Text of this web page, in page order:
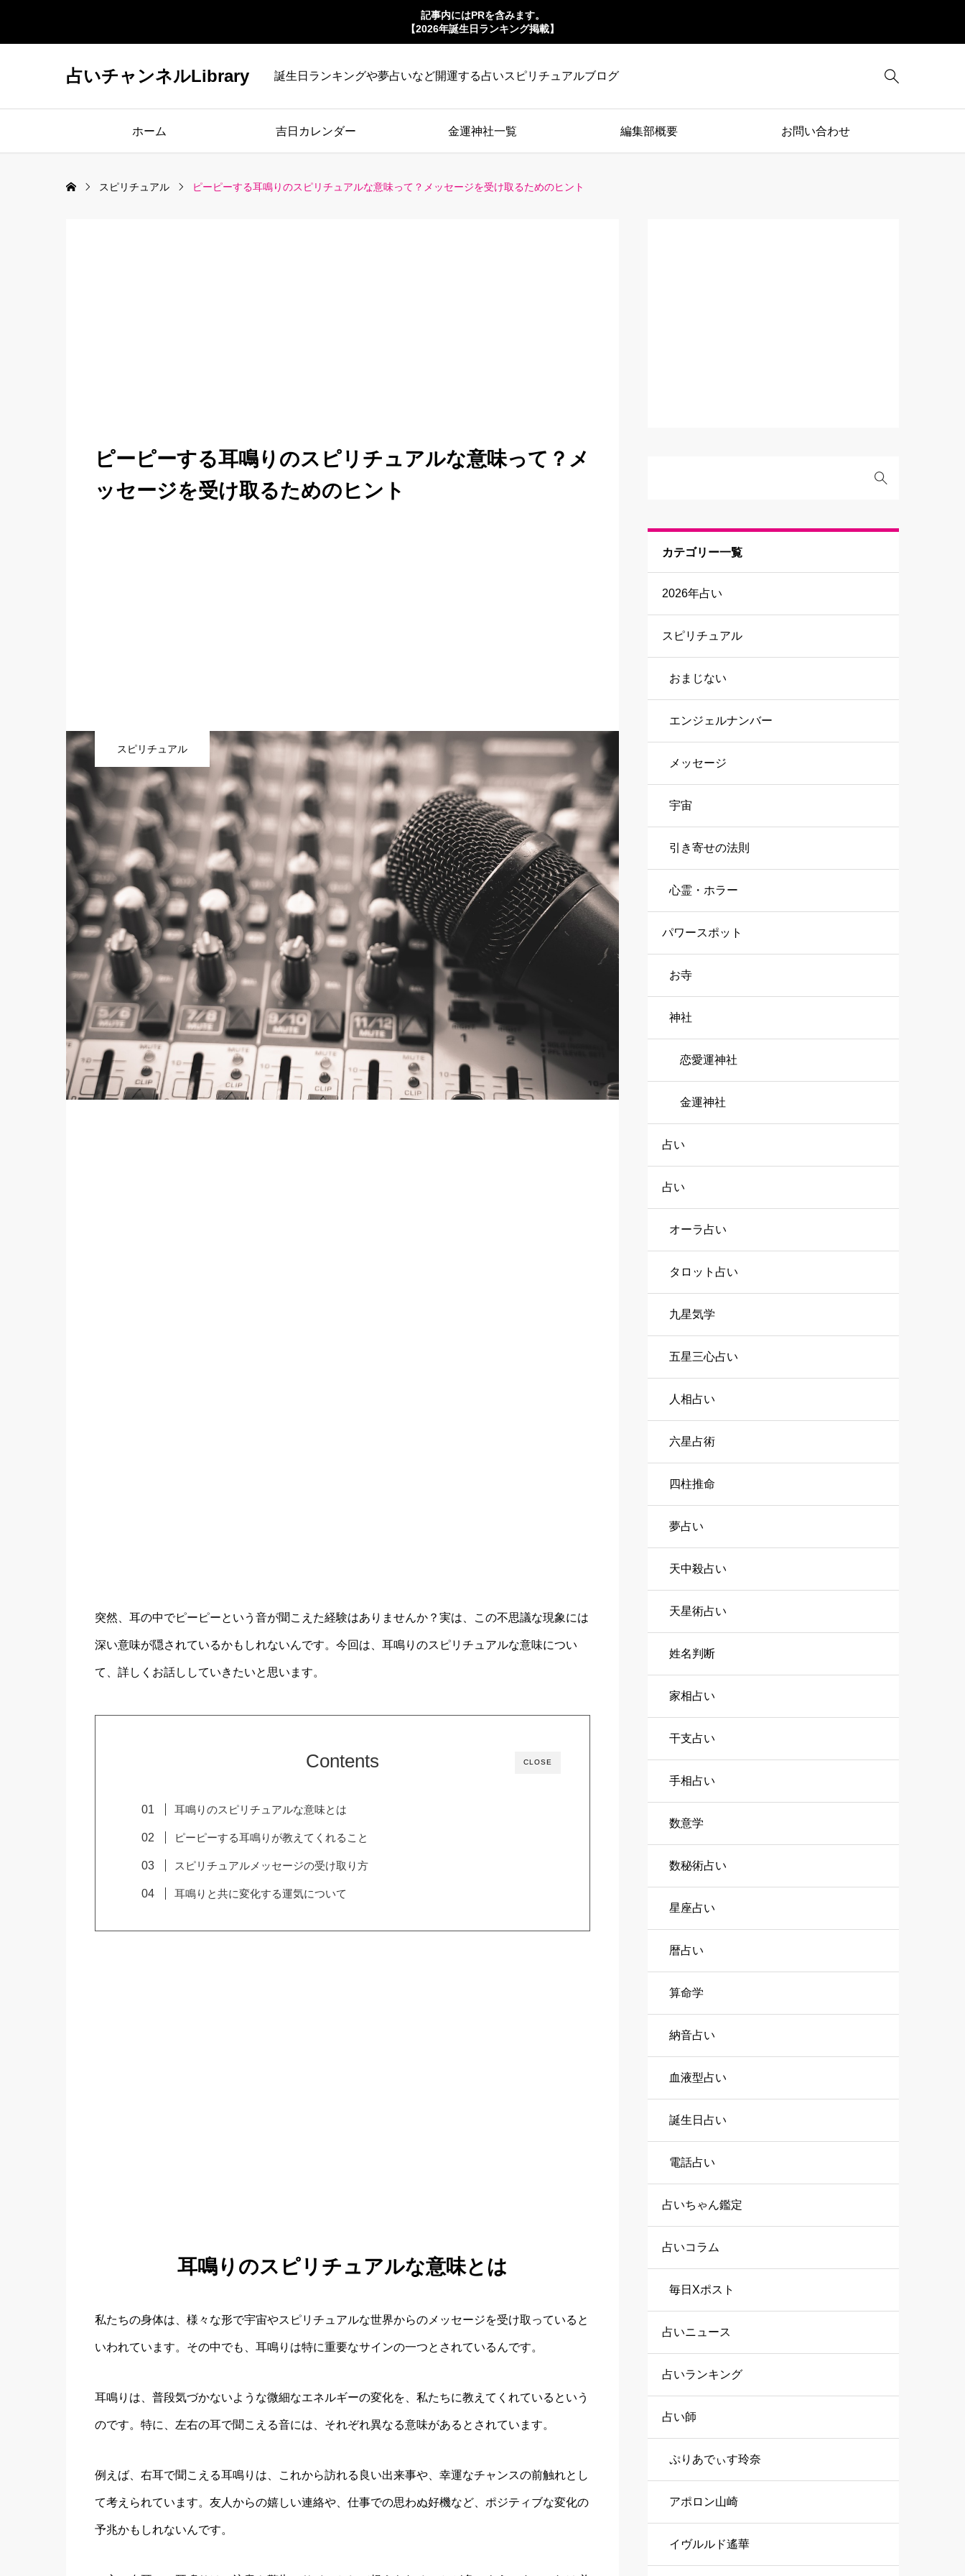
記事内にはPRを含みます。
【2026年誕生日ランキング掲載】
占いチャンネルLibrary 誕生日ランキングや夢占いなど開運する占いスピリチュアルブログ 
ホーム 吉日カレンダー 金運神社一覧 編集部概要 お問い合わせ
スピリチュアル ピーピーする耳鳴りのスピリチュアルな意味って？メッセージを受け取るためのヒント
ピーピーする耳鳴りのスピリチュアルな意味って？メ
ッセージを受け取るためのヒント
スピリチュアル
突然、耳の中でピーピーという音が聞こえた経験はありませんか？実は、この不思議な現象には
深い意味が隠されているかもしれないんです。今回は、耳鳴りのスピリチュアルな意味につい
て、詳しくお話ししていきたいと思います。
CLOSE
Contents
耳鳴りのスピリチュアルな意味とは
ピーピーする耳鳴りが教えてくれること
スピリチュアルメッセージの受け取り方
耳鳴りと共に変化する運気について
耳鳴りのスピリチュアルな意味とは
私たちの身体は、様々な形で宇宙やスピリチュアルな世界からのメッセージを受け取っていると
いわれています。その中でも、耳鳴りは特に重要なサインの一つとされているんです。
耳鳴りは、普段気づかないような微細なエネルギーの変化を、私たちに教えてくれているという
のです。特に、左右の耳で聞こえる音には、それぞれ異なる意味があるとされています。
例えば、右耳で聞こえる耳鳴りは、これから訪れる良い出来事や、幸運なチャンスの前触れとし
て考えられています。友人からの嬉しい連絡や、仕事での思わぬ好機など、ポジティブな変化の
予兆かもしれないんです。
カテゴリー一覧
2026年占い
スピリチュアル
おまじない
エンジェルナンバー
メッセージ
宇宙
引き寄せの法則
心霊・ホラー
パワースポット
お寺
神社
恋愛運神社
金運神社
占い
占い
オーラ占い
タロット占い
九星気学
五星三心占い
人相占い
六星占術
四柱推命
夢占い
天中殺占い
天星術占い
姓名判断
家相占い
干支占い
手相占い
数意学
数秘術占い
星座占い
暦占い
算命学
納音占い
血液型占い
誕生日占い
電話占い
占いちゃん鑑定
占いコラム
毎日Xポスト
占いニュース
占いランキング
占い師
ぷりあでぃす玲奈
アポロン山崎
イヴルルド遙華